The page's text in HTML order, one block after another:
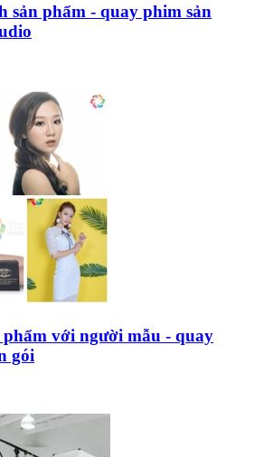
sản phẩm - quay phim sản
phẩm với người mẫu - quay
gói